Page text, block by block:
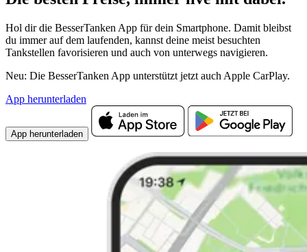
Hol dir die BesserTanken App für dein Smartphone. Damit bleibst
du immer auf dem laufenden, kannst deine meist besuchten
Tankstellen favorisieren und auch von unterwegs navigieren.
Neu: Die BesserTanken App unterstützt jetzt auch Apple CarPlay.
App herunterladen
App herunterladen